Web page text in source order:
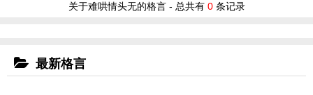
关于难哄情头无的格言 - 总共有 0条记录
最新格言